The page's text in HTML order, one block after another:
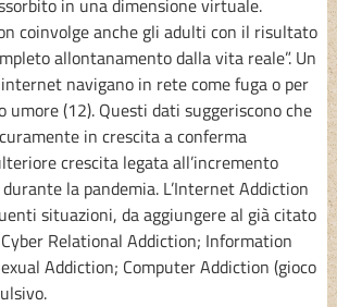
in una dimensione virtuale.
coinvolge anche gli adulti con il risultato
allontanamento dalla vita reale”. Un
navigano in rete come fuga o per
umore (12). Questi dati suggeriscono che
in crescita a conferma
crescita legata all’incremento
la pandemia. L’Internet Addiction
situazioni, da aggiungere al già citato
Cyber Relational Addiction; Information
Addiction; Computer Addiction (gioco